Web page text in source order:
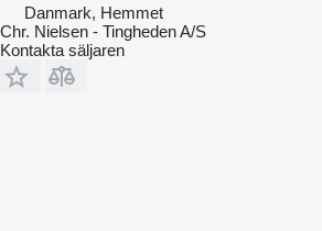
Danmark, Hemmet
Chr. Nielsen - Tingheden A/S
Kontakta säljaren